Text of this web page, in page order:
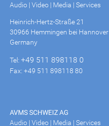
Audio | Video | Media | Services
Heinrich-Hertz-Straße 21
30966 Hemmingen bei Hannover
Germany
Tel: +49 511 898118 0
Fax: +49 511 898118 80
AVMS SCHWEIZ AG
Audio | Video | Media | Services